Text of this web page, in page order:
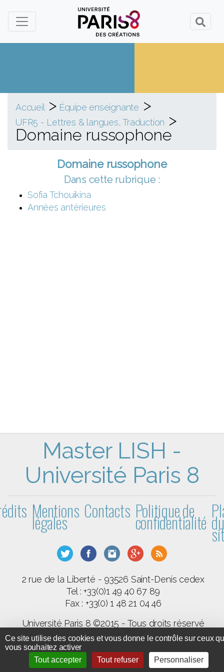
Panneau de gestion des cookies
Ce site utilise des cookies et vous donne le contrôle sur ceux
vous souhaitez activer
Tout accepter
Tout refuser Personnaliser
Accueil > Équipe enseignante >
UFR5 - Lettres & langues, Traduction >
Domaine russophone
Domaine russophone
Dans cette rubrique :
Sofia Tchouikina
Années antérieures
Master LISH -
Université Paris 8
Mentions
légales
Contacts Politique de
confidentialité du
2 rue de la Liberté - 93526 Saint-Denis cedex
Tel : +33(0)1 49 40 67 89
Fax : +33(0) 1 48 21 04 46
Université Paris 8 ©2015 - Tous droits réservé
Code et documentation sous licence GPL 3 SPIP
BootStrap